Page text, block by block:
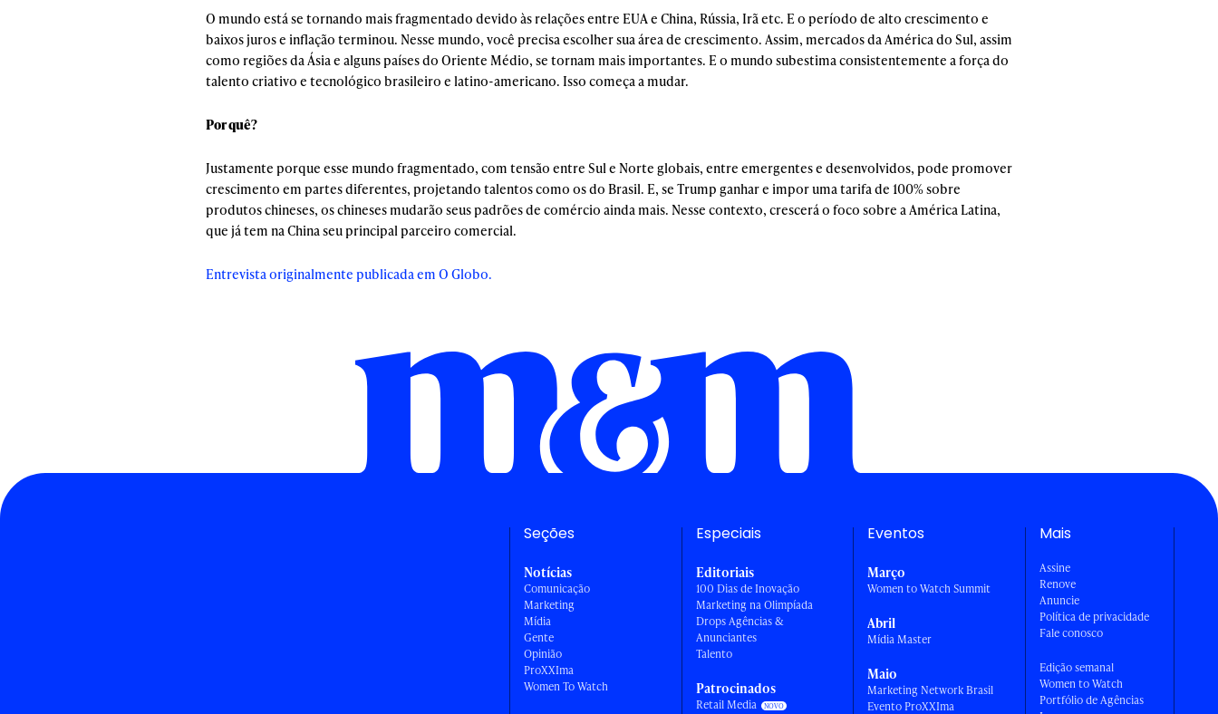
O mundo está se tornando mais fragmentado devido às relações entre EUA e China, Rússia, Irã etc. E o período de alto crescimento e
baixos juros e inflação terminou. Nesse mundo, você precisa escolher sua área de crescimento. Assim, mercados da América do Sul, assim
como regiões da Ásia e alguns países do Oriente Médio, se tornam mais importantes. E o mundo subestima consistentemente a força do
talento criativo e tecnológico brasileiro e latino-americano. Isso começa a mudar.
Por quê?
Justamente porque esse mundo fragmentado, com tensão entre Sul e Norte globais, entre emergentes e desenvolvidos, pode promover
crescimento em partes diferentes, projetando talentos como os do Brasil. E, se Trump ganhar e impor uma tarifa de 100% sobre
produtos chineses, os chineses mudarão seus padrões de comércio ainda mais. Nesse contexto, crescerá o foco sobre a América Latina,
que já tem na China seu principal parceiro comercial.
Entrevista originalmente publicada em O Globo.
Seções
Notícias
Comunicação
Marketing
Mídia
Gente
Opinião
ProXXIma
Women To Watch
Especiais
Editoriais
100 Dias de Inovação
Marketing na Olimpíada
Drops Agências &
Anunciantes
Talento
Patrocinados
Retail Media
Eventos
Março
Women to Watch Summit
Abril
Mídia Master
Maio
Marketing Network Brasil
Evento ProXXIma
Mais
Assine
Renove
Anuncie
Política de privacidade
Fale conosco
Edição semanal
Women to Watch
Portfólio de Agências